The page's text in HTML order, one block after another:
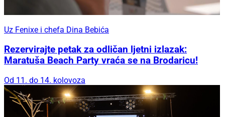
Uz Fenixe i chefa Dina Bebića
Rezervirajte petak za odličan ljetni izlazak:
Maratuša Beach Party vraća se na Brodaricu!
Od 11. do 14. kolovoza